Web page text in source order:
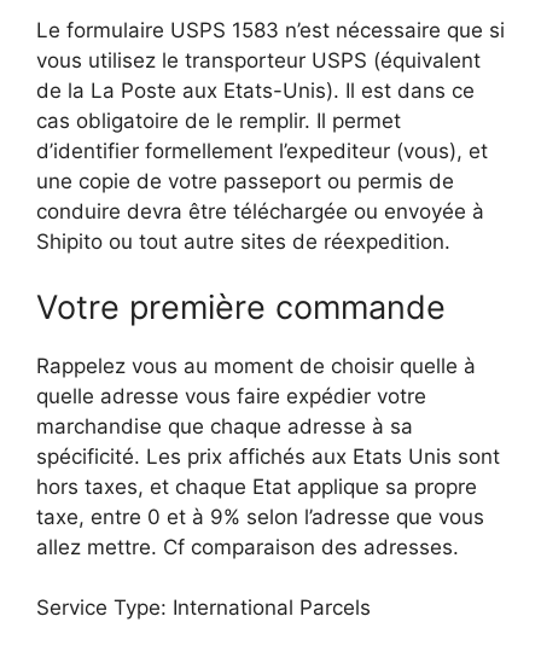
Le formulaire USPS 1583 n’est nécessaire que si
vous utilisez le transporteur USPS (équivalent
de la La Poste aux Etats-Unis). Il est dans ce
cas obligatoire de le remplir. Il permet
d’identifier formellement l’expediteur (vous), et
une copie de votre passeport ou permis de
conduire devra être téléchargée ou envoyée à
Shipito ou tout autre sites de réexpedition.
Votre première commande
Rappelez vous au moment de choisir quelle à
quelle adresse vous faire expédier votre
marchandise que chaque adresse à sa
spécificité. Les prix affichés aux Etats Unis sont
hors taxes, et chaque Etat applique sa propre
taxe, entre 0 et à 9% selon l’adresse que vous
allez mettre. Cf comparaison des adresses.
Service Type: International Parcels